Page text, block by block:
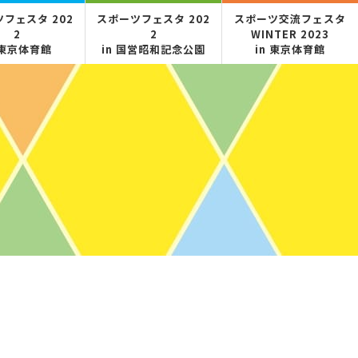
フェスタ 202
2
京体育館
スポーツフェスタ 202
2
in 国営昭和記念公園
スポーツ交流フェスタ
WINTER 2023
in 東京体育館